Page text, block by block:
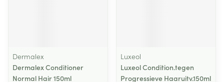
Dermalex
Dermalex Conditioner
Normal Hair 150ml
Luxeol
Luxeol Condition.tegen
Progressieve Haaruitv.150ml